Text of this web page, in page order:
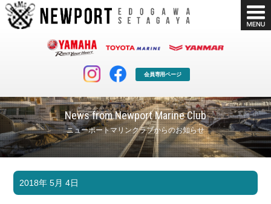
会員専用ページ
News from Newport Marine Club
ニューポートマリンクラブからのお知らせ
マリンクラブ
マリンライフを堪能したい！
ボート販売
2018年 5月 4日